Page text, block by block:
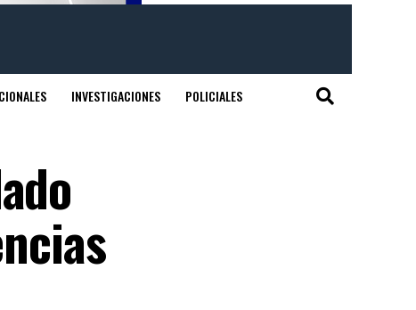
INVESTIGACIONES POLICIALES